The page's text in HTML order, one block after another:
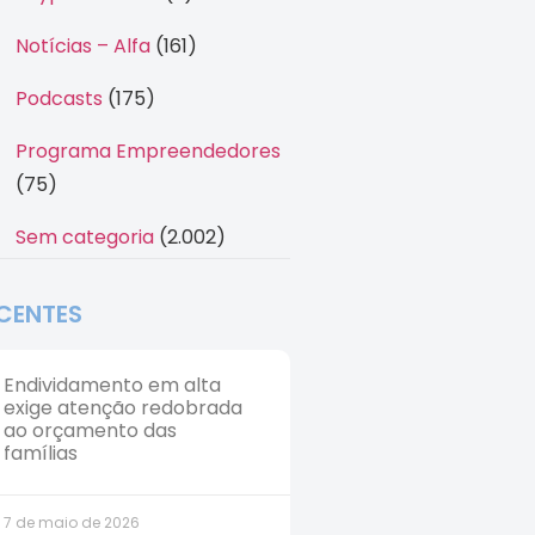
Notícias – Alfa(161)
Podcasts (175)
Programa Empreendedores
(75)
Sem categoria(2.002)
Endividamento em alta
exige atenção redobrada
ao orçamento das
famílias
7 de maio de 2026